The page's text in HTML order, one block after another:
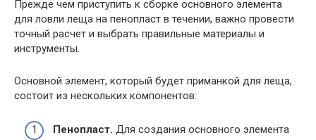
Прежде чем приступить к сборке основного элемента
для ловли леща на пенопласт в течении, важно провести
точный расчет и выбрать правильные материалы и
инструменты.
Основной элемент, который будет приманкой для леща,
состоит из нескольких компонентов:
Пенопласт. Для создания основного элемента